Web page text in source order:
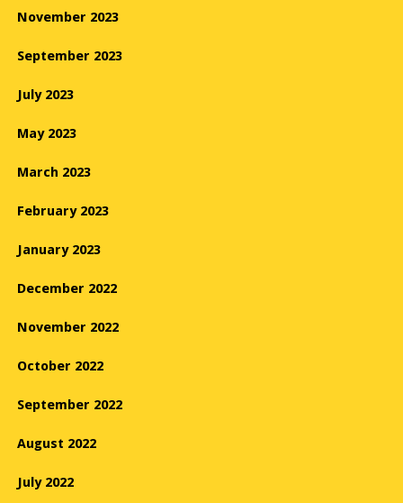
November 2023
September 2023
July 2023
May 2023
March 2023
February 2023
January 2023
December 2022
November 2022
October 2022
September 2022
August 2022
July 2022